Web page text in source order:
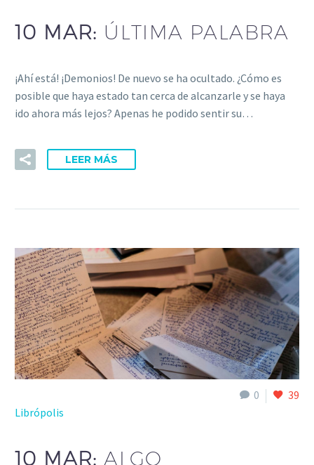
10 MAR: ÚLTIMA PALABRA
¡Ahí está! ¡Demonios! De nuevo se ha ocultado. ¿Cómo es
posible que haya estado tan cerca de alcanzarle y se haya
ido ahora más lejos? Apenas he podido sentir su…
LEER MÁS
0
39
Librópolis
10 MAR:ALGO